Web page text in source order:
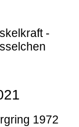
-
1972